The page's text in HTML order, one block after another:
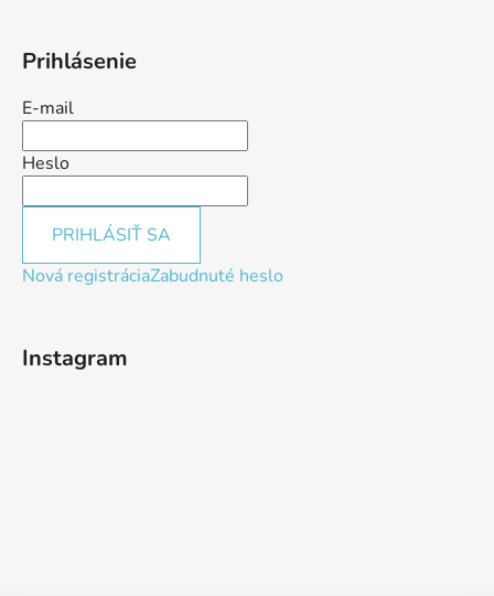
Prihlásenie
E-mail
Heslo
PRIHLÁSIŤ SA
Nová registráciaZabudnuté heslo
Instagram